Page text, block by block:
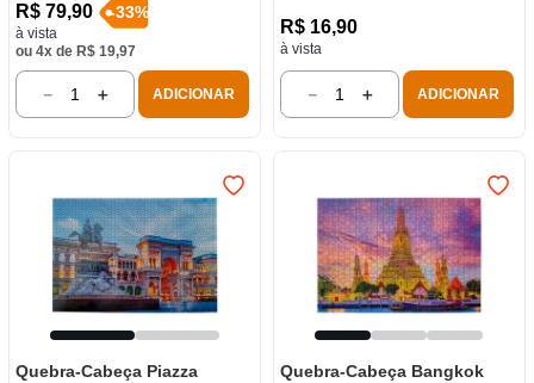
R$ 79,90
à vista
-33%
ou 4x de R$ 19,97
＋
－ ADICIONAR
R$ 16,90
à vista
＋
－ ADICIONAR
Quebra-Cabeça Piazza
Quebra-Cabeça Bangkok